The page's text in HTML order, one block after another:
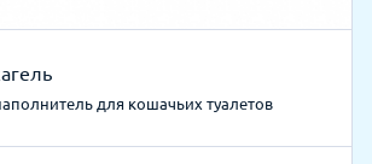
для кошачьих туалетов